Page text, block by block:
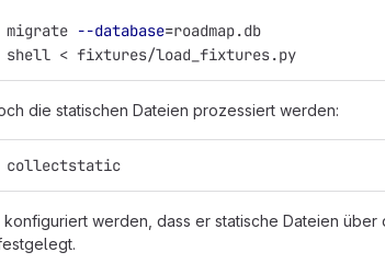
migrate --database=roadmap.db
shell < fixtures/load_fixtures.py
die statischen Dateien prozessiert werden:
collectstatic
werden, dass er statische Dateien über